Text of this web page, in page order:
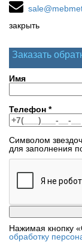
закрыть
Заказать
Имя
Телефон *
Символом
для заполнения
Нажимая кнопку
обработку